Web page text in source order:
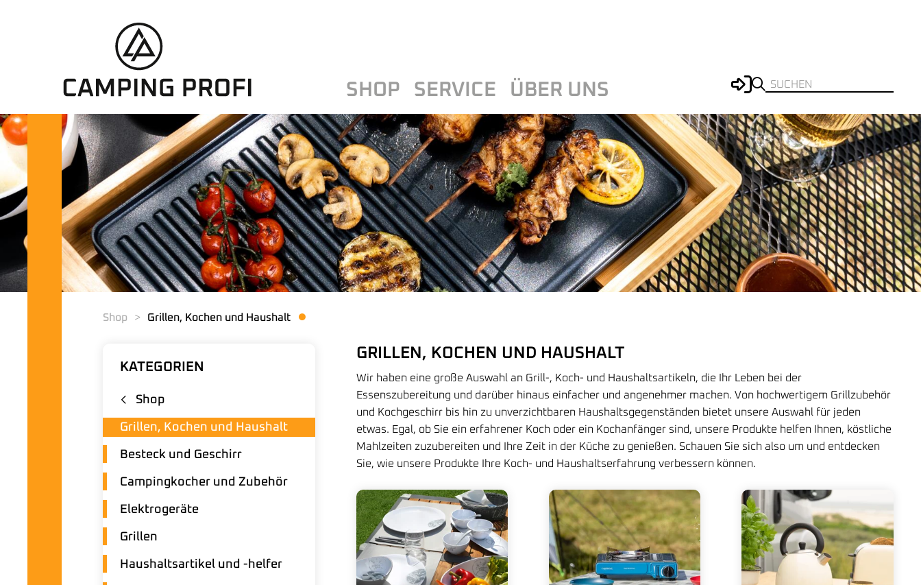
SHOP SERVICE ÜBER UNS
Shop Grillen, Kochen und Haushalt
KATEGORIEN
Shop
Grillen, Kochen und Haushalt
Besteck und Geschirr
Campingkocher und Zubehör
Elektrogeräte
Grillen
Haushaltsartikel und -helfer
GRILLEN, KOCHEN UND HAUSHALT
Wir haben eine große Auswahl an Grill-, Koch- und Haushaltsartikeln, die Ihr Leben bei der
Essenszubereitung und darüber hinaus einfacher und angenehmer machen. Von hochwertigem Grillzubehör
und Kochgeschirr bis hin zu unverzichtbaren Haushaltsgegenständen bietet unsere Auswahl für jeden
etwas. Egal, ob Sie ein erfahrener Koch oder ein Kochanfänger sind, unsere Produkte helfen Ihnen, köstliche
Mahlzeiten zuzubereiten und Ihre Zeit in der Küche zu genießen. Schauen Sie sich also um und entdecken
Sie, wie unsere Produkte Ihre Koch- und Haushaltserfahrung verbessern können.